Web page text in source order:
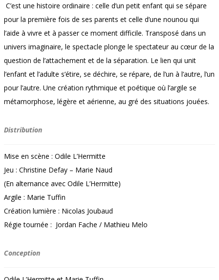
C’est une histoire ordinaire : celle d’un petit enfant qui se sépare
pour la première fois de ses parents et celle d’une nounou qui
l’aide à vivre et à passer ce moment difficile. Transposé dans un
univers imaginaire, le spectacle plonge le spectateur au cœur de la
question de l’attachement et de la séparation. Le lien qui unit
l’enfant et l’adulte s’étire, se déchire, se répare, de l’un à l’autre, l’un
pour l’autre. Une création rythmique et poétique où l’argile se
métamorphose, légère et aérienne, au gré des situations jouées.
Distribution
Mise en scène : Odile L’Hermitte
Jeu : Christine Defay – Marie Naud
(En alternance avec Odile L’Hermitte)
Argile : Marie Tuffin
Création lumière : Nicolas Joubaud
Régie tournée : Jordan Fache / Mathieu Melo
Conception